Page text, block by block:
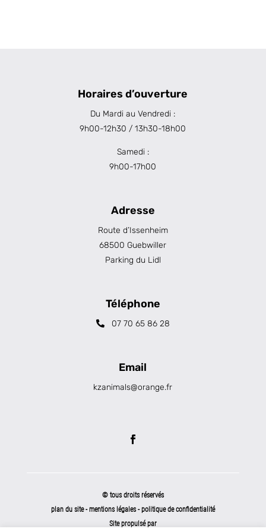
Horaires d’ouverture
Du Mardi au Vendredi :
9h00-12h30 / 13h30-18h00
Samedi :
9h00-17h00
Adresse
Route d’Issenheim
68500 Guebwiller
Parking du Lidl
Téléphone
07 70 65 86 28
Email
kzanimals@orange.fr
© tous droits réservés
plan du site-mentions légales -politique de confidentialité
Site propulsé par